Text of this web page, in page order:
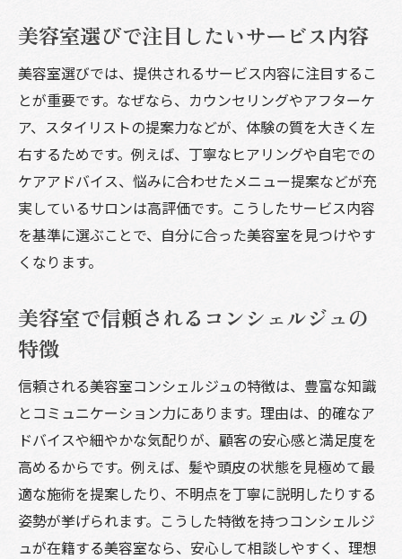
美容室選びで注目したいサービス内容
美容室選びでは、提供されるサービス内容に注目するこ
とが重要です。なぜなら、カウンセリングやアフターケ
ア、スタイリストの提案力などが、体験の質を大きく左
右するためです。例えば、丁寧なヒアリングや自宅での
ケアアドバイス、悩みに合わせたメニュー提案などが充
実しているサロンは高評価です。こうしたサービス内容
を基準に選ぶことで、自分に合った美容室を見つけやす
くなります。
美容室で信頼されるコンシェルジュの
特徴
信頼される美容室コンシェルジュの特徴は、豊富な知識
とコミュニケーション力にあります。理由は、的確なア
ドバイスや細やかな気配りが、顧客の安心感と満足度を
高めるからです。例えば、髪や頭皮の状態を見極めて最
適な施術を提案したり、不明点を丁寧に説明したりする
姿勢が挙げられます。こうした特徴を持つコンシェルジ
ュが在籍する美容室なら、安心して相談しやすく、理想